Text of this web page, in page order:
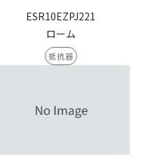
ESR10EZPJ221
ローム
抵抗器